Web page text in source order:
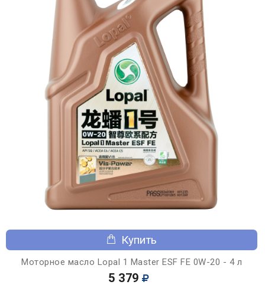
Купить
Моторное масло Lopal 1 Master ESF FE 0W-20 - 4 л
5 379